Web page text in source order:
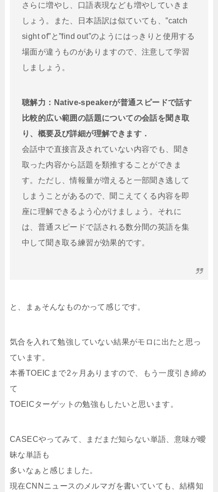
さらに増やし、口語表現なども増やしていきま
しょう。また、日本語訳は似ていても、”catch
sight of”と”find out”のようにはっきりと使用する
場面が違うものがありますので、注意して学習
しましょう。
聴解力：Native-speakerが普通スピードで話す
比較的広い範囲の話題についての会話を聞き取
り、概要及び詳細が理解できます．
会話中で直接言及されていない内容でも、聞き
取った内容から話題を類推することができま
す。ただし、情報量が増えると一部聞き逃して
しまうことがあるので、聞こえてくる内容を即
座に理解できるよう心がけましょう。それに
は、普通スピードで話される数分間の英語を集
中して聞き取る練習が効果的です。
と、まぁそんなものかって感じです。
気合を入れて勉強していない結果がモロに出たと思っ
ています。
本番TOEICまで2ヶ月ありますので、もう一度引き締め
て
TOEICターゲットの勉強もしたいと思います。
CASECやってみて、まだまだ知らない単語、意味が曖
昧な単語も
多いなぁと感じました。
現在CNNニュースのメルマガを書いていても、結構知